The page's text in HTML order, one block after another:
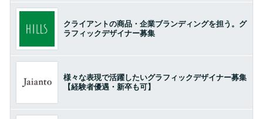
クライアントの商品・企業ブランディングを担う。グ
ラフィックデザイナー募集
様々な表現で活躍したいグラフィックデザイナー募集
【経験者優遇・新卒も可】